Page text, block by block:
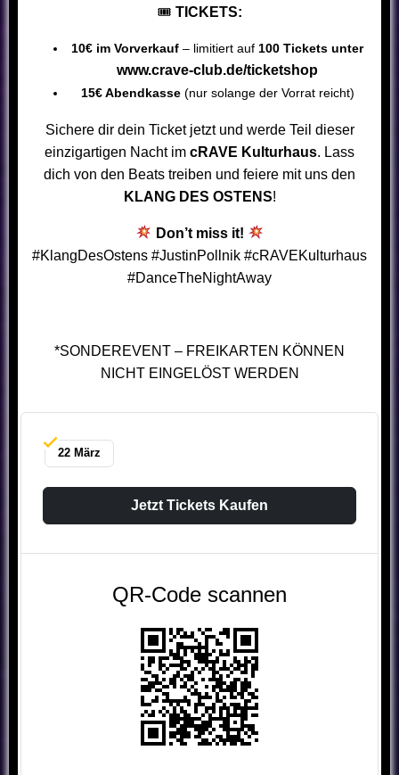
🎟 TICKETS:
10€ im Vorverkauf – limitiert auf 100 Tickets unter
www.crave-club.de/ticketshop
15€ Abendkasse(nur solange der Vorrat reicht)
Sichere dir dein Ticket jetzt und werde Teil dieser
einzigartigen Nacht im cRAVE Kulturhaus. Lass
dich von den Beats treiben und feiere mit uns den
KLANG DES OSTENS!
Don’t miss it!
#KlangDesOstens #JustinPollnik #cRAVEKulturhaus
#DanceTheNightAway
*SONDEREVENT – FREIKARTEN KÖNNEN
NICHT EINGELÖST WERDEN
22 März
Jetzt Tickets Kaufen
QR-Code scannen